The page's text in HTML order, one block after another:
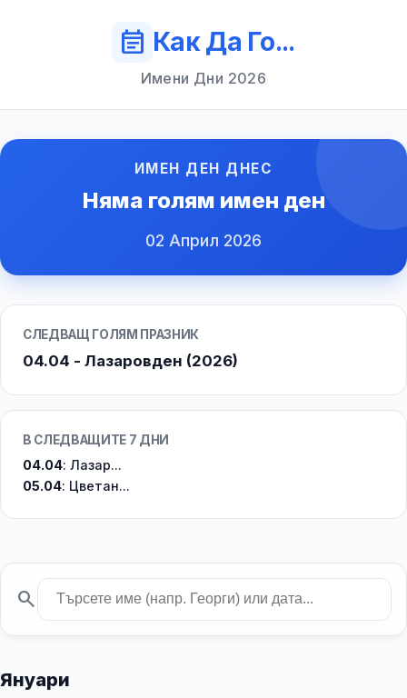
event_note Как Да Го...
Имени Дни 2026
ИМЕН ДЕН ДНЕС
Няма голям имен ден
02 Април 2026
СЛЕДВАЩ ГОЛЯМ ПРАЗНИК
04.04 - Лазаровден (2026)
В СЛЕДВАЩИТЕ 7 ДНИ
04.04: Лазар...
05.04: Цветан...
search
Януари